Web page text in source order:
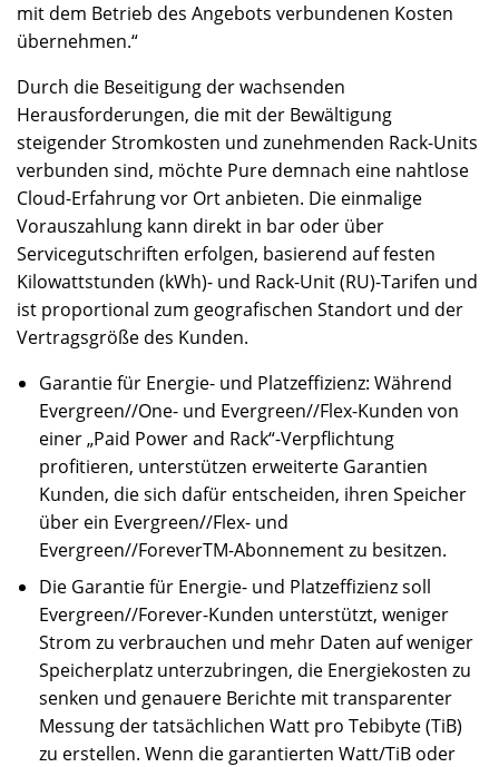
mit dem Betrieb des Angebots verbundenen Kosten
übernehmen.“
Durch die Beseitigung der wachsenden
Herausforderungen, die mit der Bewältigung
steigender Stromkosten und zunehmenden Rack-Units
verbunden sind, möchte Pure demnach eine nahtlose
Cloud-Erfahrung vor Ort anbieten. Die einmalige
Vorauszahlung kann direkt in bar oder über
Servicegutschriften erfolgen, basierend auf festen
Kilowattstunden (kWh)- und Rack-Unit (RU)-Tarifen und
ist proportional zum geografischen Standort und der
Vertragsgröße des Kunden.
Garantie für Energie- und Platzeffizienz: Während
Evergreen//One- und Evergreen//Flex-Kunden von
einer „Paid Power and Rack“-Verpflichtung
profitieren, unterstützen erweiterte Garantien
Kunden, die sich dafür entscheiden, ihren Speicher
über ein Evergreen//Flex- und
Evergreen//ForeverTM-Abonnement zu besitzen.
Die Garantie für Energie- und Platzeffizienz soll
Evergreen//Forever-Kunden unterstützt, weniger
Strom zu verbrauchen und mehr Daten auf weniger
Speicherplatz unterzubringen, die Energiekosten zu
senken und genauere Berichte mit transparenter
Messung der tatsächlichen Watt pro Tebibyte (TiB)
zu erstellen. Wenn die garantierten Watt/TiB oder